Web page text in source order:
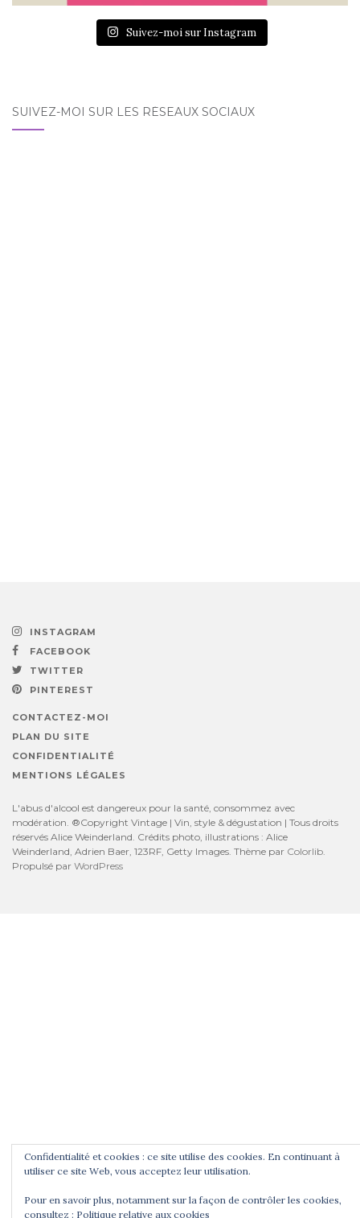
Suivez-moi sur Instagram
SUIVEZ-MOI SUR LES RÉSEAUX SOCIAUX
INSTAGRAM
FACEBOOK
TWITTER
PINTEREST
CONTACTEZ-MOI
PLAN DU SITE
CONFIDENTIALITÉ
MENTIONS LÉGALES
L'abus d'alcool est dangereux pour la santé, consommez avec
modération. ®Copyright Vintage | Vin, style & dégustation | Tous droits
réservés Alice Weinderland. Crédits photo, illustrations : Alice
Weinderland, Adrien Baer, 123RF, Getty Images. Thème par Colorlib
Propulsé par WordPress
Confidentialité et cookies : ce site utilise des cookies. En continuant à
utiliser ce site Web, vous acceptez leur utilisation.
Pour en savoir plus, notamment sur la façon de contrôler les cookies,
consultez : Politique relative aux cookies